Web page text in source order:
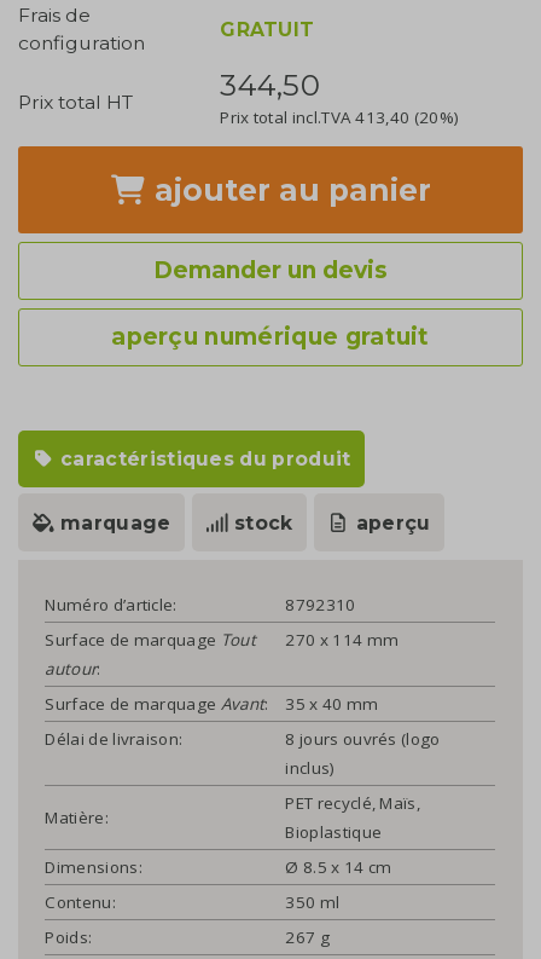
Frais de
configuration
GRATUIT
Prix total HT 344,50
Prix total incl.TVA413,40 (20%)
ajouter au panier
Demander un devis
aperçu numérique gratuit
caractéristiques du produit
marquage stock aperçu
Numéro d’article:
8792310
Surface de marquage Tout
autour:
270 x 114 mm
Surface de marquage Avant:
35 x 40 mm
Délai de livraison:
8 jours ouvrés (logo
inclus)
Matière:
PET recyclé, Maïs,
Bioplastique
Dimensions:
Ø 8.5 x 14 cm
Contenu:
350 ml
Poids:
267 g